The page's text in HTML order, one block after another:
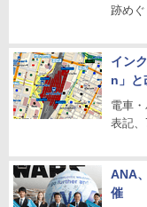
跡めぐ
イン
n」と
電車
表記
ANA
催